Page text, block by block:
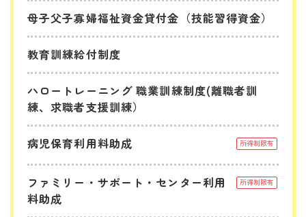
母子父子寡婦福祉資金貸付金（技能習得資金）
教育訓練給付制度
ハロートレーニング 職業訓練制度(離職者訓
練、求職者支援訓練）
病児保育利用料助成 所得制限有
ファミリー・サポート・センター利用
料助成
所得制限有